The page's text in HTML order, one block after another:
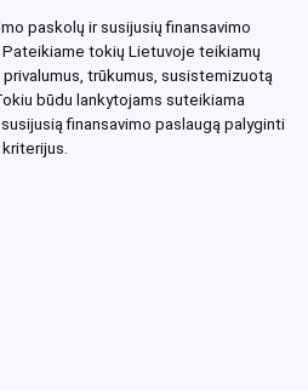
paskolų ir susijusių finansavimo
tokių Lietuvoje teikiamų
trūkumus, susistemizuotą
būdu lankytojams suteikiama
finansavimo paslaugą palyginti